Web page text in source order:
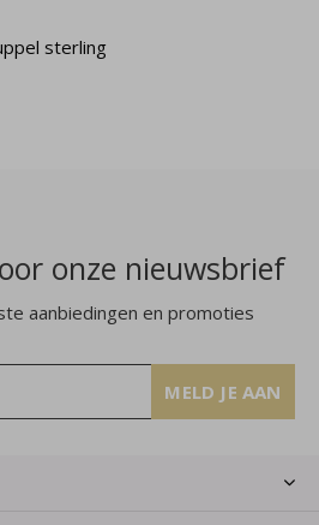
sterling
onze nieuwsbrief
aanbiedingen en promoties
MELD JE AAN